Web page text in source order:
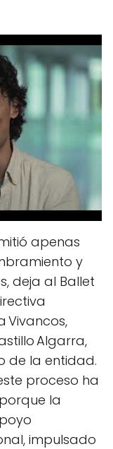
apenas
y
deja al Ballet
Vivancos,
Algarra,
de la entidad.
proceso ha
la
impulsado